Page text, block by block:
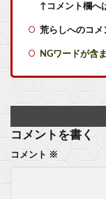
↑コメント欄へ
荒らしへのコメ
NGワードが含
コメントを書く
コメント ※